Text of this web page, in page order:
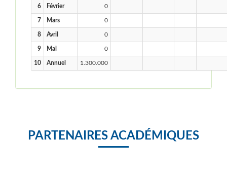
6 Février 0
7 Mars 0
8 Avril 0
9 Mai 0
10 Annuel 1.300.000
PARTENAIRES ACADÉMIQUES